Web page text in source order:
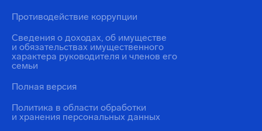
Политика в области обработки
и хранения персональных данных
Противодействие коррупции
Сведения о доходах, об имуществе
и обязательствах имущественного
характера руководителя и членов его
семьи
Полная версия